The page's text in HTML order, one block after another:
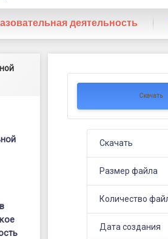
деятельность
план
2025-
2026
Скачать
Скачать
Размер файла
Количество
Дата создания